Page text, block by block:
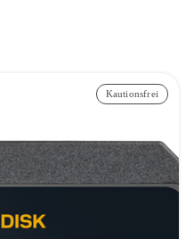
Kautionsfrei